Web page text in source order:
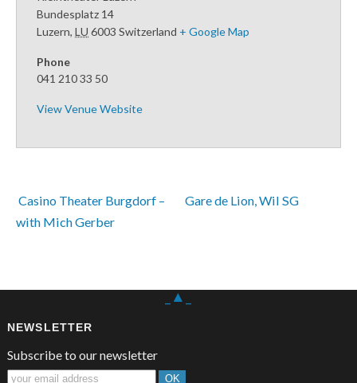
Bundesplatz 14
Luzern, LU 6003 Switzerland + Google Map
Phone
041 210 33 50
View Venue Website
Casino Theater Burgdorf –
with Mich Gerber
Gare de Lion, Wil SG
_▲_
NEWSLETTER
Subscribe to our newsletter